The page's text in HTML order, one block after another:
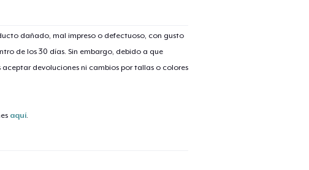
dañado, mal impreso o defectuoso, con gusto
de los 30 días. Sin embargo, debido a que
devoluciones ni cambios por tallas o colores
aquí.